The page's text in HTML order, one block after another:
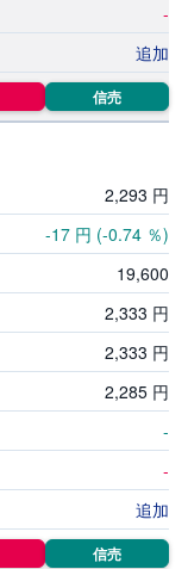
-
追加
信売
2,293 円
-17 円 (-0.74 ％)
19,600
2,333 円
2,333 円
2,285 円
-
-
追加
信売